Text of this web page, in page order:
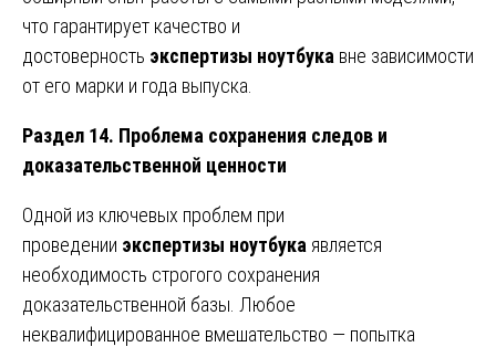
что гарантирует качество и
достоверность экспертизы ноутбука вне зависимости
от его марки и года выпуска.
Раздел 14. Проблема сохранения следов и
доказательственной ценности
Одной из ключевых проблем при
проведении экспертизы ноутбука является
необходимость строгого сохранения
доказательственной базы. Любое
неквалифицированное вмешательство — попытка